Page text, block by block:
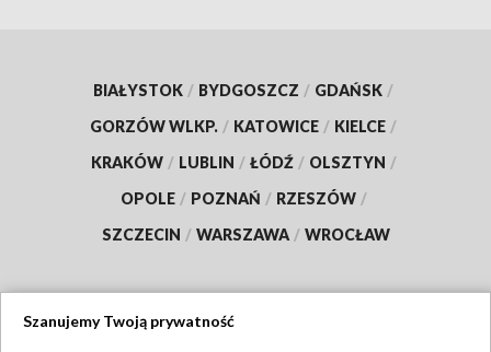
BIAŁYSTOK / BYDGOSZCZ / GDAŃSK /
GORZÓW WLKP. / KATOWICE / KIELCE /
KRAKÓW / LUBLIN / ŁÓDŹ / OLSZTYN /
OPOLE / POZNAŃ / RZESZÓW /
SZCZECIN / WARSZAWA / WROCŁAW
Szanujemy Twoją prywatność